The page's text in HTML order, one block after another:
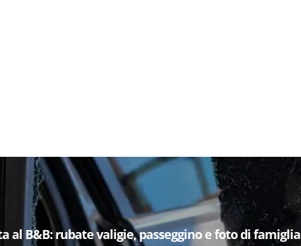
al B&B: rubate valigie, passeggino e foto di famiglia